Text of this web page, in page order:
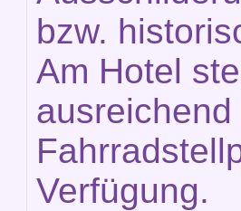
bzw.
Am Hotel
Verfügung.